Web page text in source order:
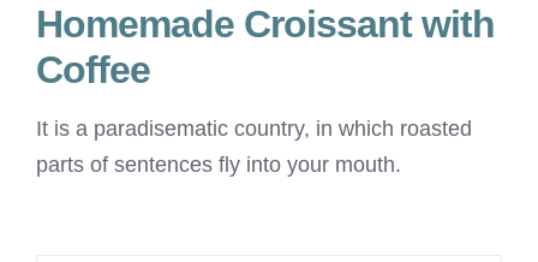
Services
Forms
Homemade Croissant with
Coffee
It is a paradisematic country, in which roasted
parts of sentences fly into your mouth.